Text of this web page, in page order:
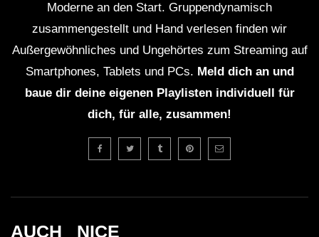
Moderne an den Start. Gruppendynamisch
zusammengestellt und Hand verlesen finden wir
Außergewöhnliches und Ungehörtes zum Streaming auf
Smartphones, Tablets und PCs. Meld dich an und
baue dir deine eigenen Playlisten individuell für
dich, für alle, zusammen!
AUCH _NICE